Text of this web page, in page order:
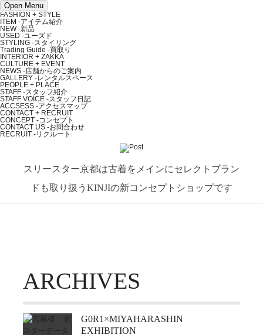
Open Menu
FASHION + STYLE
ITEM -アイテム紹介
NEW-新品
USED -ユーズド
STYLING -スタイリング
Trading Guide -買取り
INTERIOR + ZAKKA
CULTURE + EVENT
NEWS -店舗からのご案内
GALLERY -レンタルスペース
PEOPLE + PLACE
STAFF -スタッフ紹介
STAFF VOICE -スタッフ日記
ACCSESS -アクセスマップ
CONTACT + RECRUIT
CONCEPT -コンセプト
CONTACT US -お問合わせ
RECRUIT -リクルート
スリースター京都は古着をメインにセレクトブラン
ドも取り扱うKINJIの新コンセプトショップです
ARCHIVES
G0R1×MIYAHARASHIN
EXHIBITION